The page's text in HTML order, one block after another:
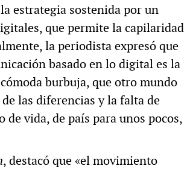
estrategia sostenida por un
que permite la capilaridad
la periodista expresó que
basado en lo digital es la
burbuja, que otro mundo
las diferencias y la falta de
vida, de país para unos pocos,
, destacó que «el movimiento